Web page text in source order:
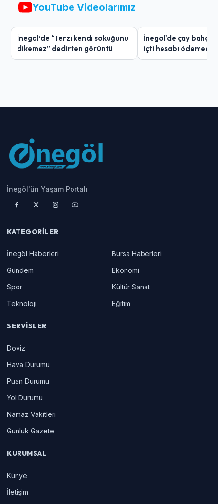
YouTube Videolarımız
İnegöl’de “Terzi kendi söküğünü
dikemez” dedirten görüntü
İnegöl'de çay
içti hesabı ödemedi
İnegöl'ün Yaşam Portalı
KATEGORILER
İnegöl Haberleri
Bursa Haberleri
Gündem
Ekonomi
Spor
Kültür Sanat
Teknoloji
Eğitim
SERVISLER
Doviz
Hava Durumu
Puan Durumu
Yol Durumu
Namaz Vakitleri
Gunluk Gazete
KURUMSAL
Künye
İletişim